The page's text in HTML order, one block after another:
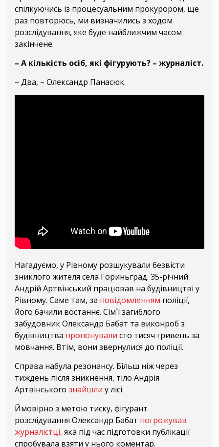
спілкуючись із процесуальним прокурором, ще
раз повторюсь, ми визначились з ходом
розслідування, яке буде найближчим часом
закінчене.
– А кількість осіб, які фігурують? – журналіст.
– Два, – Олександр Панасюк.
Нагадуємо, у Рівному розшукували безвісти
зниклого жителя села Гориньград. 35-річний
Андрій Артвінський працював на будівництві у
Рівному. Саме там, за повідомленням поліції,
його бачили востаннє. Сім`ї загиблого
забудовник Олександр Бабат та виконроб з
будівництва пропонували сто тисяч гривень за
мовчання. Втім, вони звернулися до поліції.
Справа набула резонансу. Більш ніж через
тиждень після зникнення, тіло Андрія
Артвінського знайшли у лісі.
Ймовірно з метою тиску, фігурант
розслідування Олександр Бабат погрожував
журналістці, яка під час підготовки публікації
спробувала взяти у нього коментар.